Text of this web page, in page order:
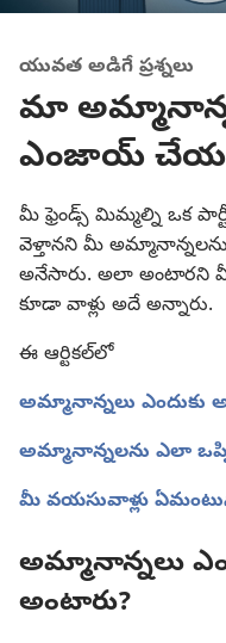
యువత అడిగే ప్రశ్నలు
మా
ఎంజాయ్‌
మీ ఫ్రెండ్స్‌ మిమ్మల్ని ఒక
వెళ్తానని మీ అమ్మానాన్నలను
అనేసారు. అలా అంటారని
కూడా వాళ్లు అదే అన్నారు.
ఈ ఆర్టికల్‌లో
అమ్మానాన్నలు ఎందుకు
అమ్మానాన్నలను ఎలా
మీ వయసువాళ్లు
అమ్మానాన్నలు
అంటారు?